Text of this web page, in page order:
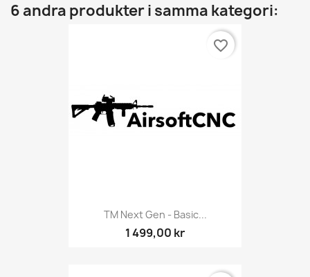
6 andra produkter i samma kategori:
TM Next Gen - Basic...
1 499,00 kr
favorite_border